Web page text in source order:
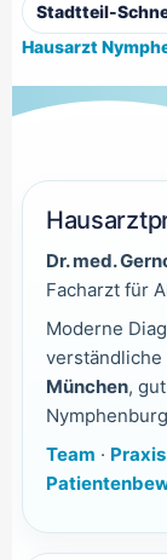
Stadtteil-
Hausarzt
Dr. med.
Facharzt für
Moderne
verständliche
München,
Team ·